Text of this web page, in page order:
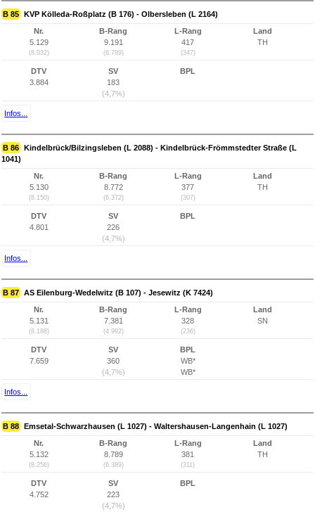
B 85 KVP Kölleda-Roßplatz (B 176) - Olbersleben (L 2164)
Nr.
5.129
(8.032)
B-Rang
9.191
(6.789)
L-Rang
417
(347)
Land
TH
DTV
3.884
SV
183
(4,7%)
BPL
Infos...
B 86 Kindelbrück/Bilzingsleben (L 2088) - Kindelbrück-Frömmstedter Straße (L
1041)
Nr.
5.130
(8.150)
B-Rang
8.772
(6.372)
L-Rang
377
(307)
Land
TH
DTV
4.801
SV
226
(4,7%)
BPL
Infos...
B 87 AS Eilenburg-Wedelwitz (B 107) - Jesewitz (K 7424)
Nr.
5.131
(8.188)
B-Rang
7.381
(4.992)
L-Rang
328
(236)
Land
SN
DTV
7.659
SV
360
(4,7%)
BPL
WB*
WB*
Infos...
B 88 Emsetal-Schwarzhausen (L 1027) - Waltershausen-Langenhain (L 1027)
Nr.
5.132
(8.256)
B-Rang
8.789
(6.389)
L-Rang
381
(311)
Land
TH
DTV
4.752
SV
223
(4,7%)
BPL